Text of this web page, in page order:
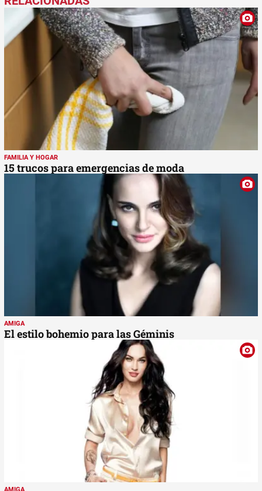
FAMILIA Y HOGAR
15 trucos para emergencias de moda
AMIGA
El estilo bohemio para las Géminis